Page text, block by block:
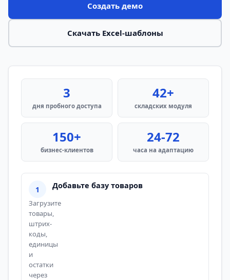
Создать демо
Скачать Excel-шаблоны
3
дня пробного доступа
42+
складских модуля
150+
бизнес-клиентов
24-72
часа на адаптацию
Добавьте базу товаров
Загрузите
товары,
штрих-
коды,
единицы
и
остатки
через